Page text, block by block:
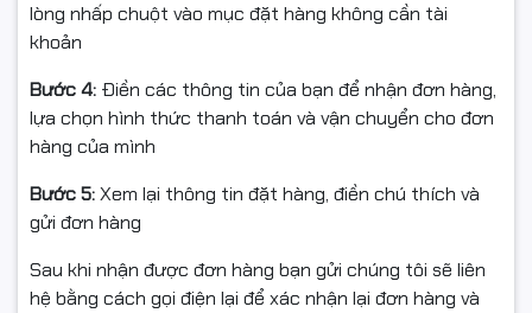
📦 Cam kết chất lượng hàng hóa
✅ Sản phẩm do Ngọc Thọ Computer cung cấp, nguồn
gốc rõ ràng.
✅ Trước khi xuất kho đều kiểm tra ngoại hình & đóng
gói cẩn thận.
✅ Hàng bán ra có xuất hoá đơn VAT đầy đủ (Full VAT).
lòng nhấp chuột vào mục đặt hàng không cần tài
khoản
Bước 4: Điền các thông tin của bạn để nhận đơn hàng,
lựa chọn hình thức thanh toán và vận chuyển cho đơn
hàng của mình
Bước 5:Xem lại thông tin đặt hàng, điền chú thích và
gửi đơn hàng
Sau khi nhận được đơn hàng bạn gửi chúng tôi sẽ liên
hệ bằng cách gọi điện lại để xác nhận lại đơn hàng và